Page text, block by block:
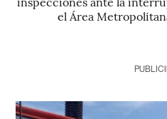
el Área